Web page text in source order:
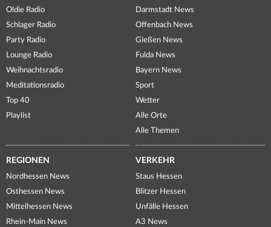
Oldie Radio
Schlager Radio
Party Radio
Lounge Radio
Weihnachtsradio
Meditationsradio
Top 40
Playlist
Darmstadt News
Offenbach News
Gießen News
Fulda News
Bayern News
Sport
Wetter
Alle Orte
Alle Themen
REGIONEN
Nordhessen News
Osthessen News
Mittelhessen News
Rhein-Main News
VERKEHR
Staus Hessen
Blitzer Hessen
Unfälle Hessen
A3 News